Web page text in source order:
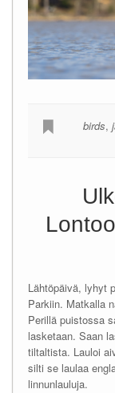
birds,
Lähtöpäivä, lyhyt
Parkiin. Matkalla
Perillä puistossa
lasketaan. Saan
tiltaltista. Lauloi
silti se laulaa
linnunlauluja.